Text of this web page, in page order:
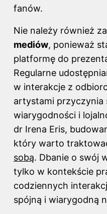
fanów.
Nie należy również
mediów, ponieważ
platformę do
Regularne
w interakcje z
artystami przyczynia
wiarygodności i
dr Irena Eris,
który warto
sobą. Dbanie o swój
tylko w kontekście
codziennych
spójną i wiarygodną